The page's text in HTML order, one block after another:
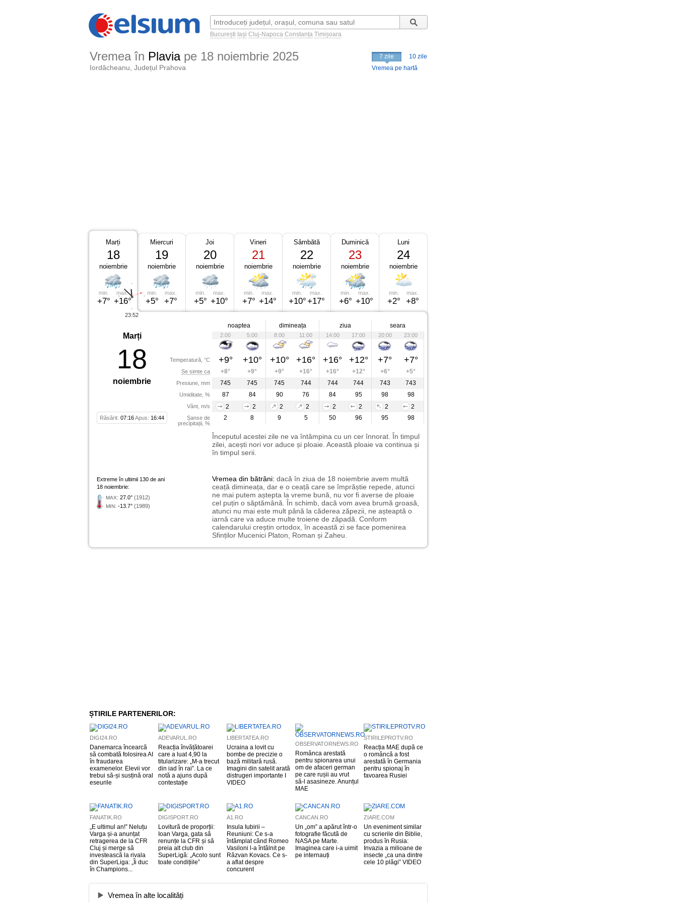
București Iași Cluj-Napoca Constanța Timișoara
Vremea în Plavia pe 18 noiembrie 2025
Iordăcheanu, Județul Prahova
7 zile
10 zile
Vremea pe hartă
Marți
18
noiembrie
min.
+7°
max.
+16°
Miercuri
19
noiembrie
min.
+5°
max.
+7°
Joi
20
noiembrie
min.
+5°
max.
+10°
Vineri
21
noiembrie
min.
+7°
max.
+14°
Sâmbătă
22
noiembrie
min.
+10°
max.
+17°
Duminică
23
noiembrie
min.
+6°
max.
+10°
Luni
24
noiembrie
min.
+2°
max.
+8°
Marți
18
noiembrie
Răsărit: 07:16Apus: 16:44
Temperatură, °C
Se simte ca
Presiune, mm
Umiditate, %
Vânt, m/s
Șanse de
precipitații, %
noaptea dimineața ziua seara
2:00 5:00 8:00 11:00 14:00 17:00 20:00 23:00
+9° +10° +10° +16° +16° +12° +7° +7°
+8° +9° +9° +16° +16° +12° +6°
+5°
745
745 745 744 744 744 743
743
87
84 90 76 84 95 98
98
2
2 2 2 2 2 2
2
2
8 9 5 50 96 95 98
Începutul acestei zile ne va întâmpina cu un cer înnorat. În timpul
zilei, acești nori vor aduce și ploaie. Această ploaie va continua și
în timpul serii.
Extreme în ultimii 130 de ani
18 noiembrie:
MAX: 27.0° (1912)
MIN: -13.7° (1989)
Vremea din bătrâni: dacă în ziua de 18 noiembrie avem multă
ceață dimineața, dar e o ceață care se împrăștie repede, atunci
ne mai putem aștepta la vreme bună, nu vor fi averse de ploaie
cel puțin o săptămână. În schimb, dacă vom avea brumă groasă,
atunci nu mai este mult până la căderea zăpezii, ne așteaptă o
iarnă care va aduce multe troiene de zăpadă. Conform
calendarului creștin ortodox, în această zi se face pomenirea
Sfinților Mucenici Platon, Roman și Zaheu.
23:52
ȘTIRILE PARTENERILOR:
DIGI24.RO
Danemarca încearcă
să combată folosirea AI
în fraudarea
examenelor. Elevii vor
trebui să-și susțină oral
eseurile
ADEVARUL.RO
Reacția învățătoarei
care a luat 4,90 la
titularizare: „M-a trecut
din iad în rai”. La ce
notă a ajuns după
contestație
LIBERTATEA.RO
Ucraina a lovit cu
bombe de precizie o
bază militară rusă.
Imagini din satelit arată
distrugeri importante I
VIDEO
OBSERVATORNEWS.RO
Românca arestată
pentru spionarea unui
om de afaceri german
pe care rușii au vrut
să-l asasineze. Anunțul
MAE
STIRILEPROTV.RO
Reacția MAE după ce
o româncă a fost
arestată în Germania
pentru spionaj în
favoarea Rusiei
FANATIK.RO
„E ultimul an!” Neluțu
Varga și-a anunțat
retragerea de la CFR
Cluj și merge să
investească la rivala
din SuperLiga: „Îi duc
în Champions...
DIGISPORT.RO
Lovitură de proporții:
Ioan Varga, gata să
renunțe la CFR și să
preia alt club din
SuperLigă: „Acolo sunt
toate condițiile”
A1.RO
Insula Iubirii –
Reuniuni: Ce s-a
întâmplat când Romeo
Vasiloni l-a întâlnit pe
Răzvan Kovacs. Ce s-
a aflat despre
concurent
CANCAN.RO
Un „om” a apărut într-o
fotografie făcută de
NASA pe Marte.
Imaginea care i-a uimit
pe internauți
ZIARE.COM
Un eveniment similar
cu scrierile din Biblie,
produs în Rusia:
Invazia a milioane de
insecte „ca una dintre
cele 10 plăgi” VIDEO
Vremea în alte localități